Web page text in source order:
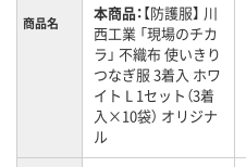
商品名 本商品：【防護服】 川
西工業 「現場のチカ
ラ」 不織布 使いきり
つなぎ服 3着入 ホワ
イト L 1セット（3着
入×10袋） オリジナ
ル